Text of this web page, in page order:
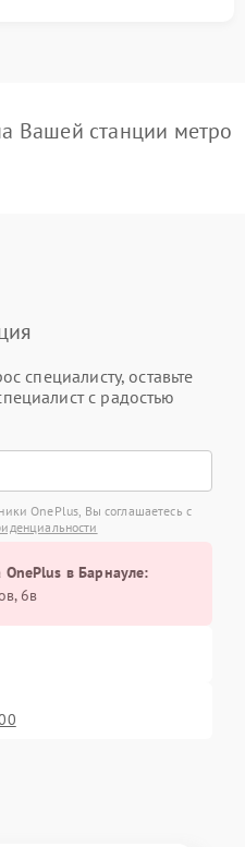
Вашей станции метро
специалисту, оставьте
с радостью
OnePlus, Вы соглашаетесь с
OnePlus в Барнауле:
6в